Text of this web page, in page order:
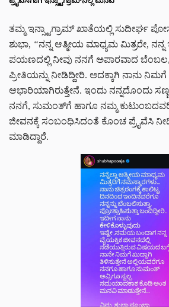
ತಮ್ಮ ಇನ್ಸ್ಟಾಗ್ರಾಮ್ ಖಾತೆಯಲ್ಲಿ ಸುದೀರ್ಘ
ಶುಭಾ, “ನನ್ನ ಆತ್ಮೀಯ ಮಾಧ್ಯಮ ಮಿತ್ರರೇ,
ಪಯಣದಲ್ಲಿ ನೀವು ನನಗೆ ಅಪಾರವಾದ ಬೆಂಬಲ,
ಪ್ರೀತಿಯನ್ನು ನೀಡಿದ್ದೀರಿ. ಅದಕ್ಕಾಗಿ ನಾನು
ಆಭಾರಿಯಾಗಿರುತ್ತೇನೆ. ಇಂದು ನನ್ನದೊಂದು
ನನಗೆ, ಸುಮಂತ್‌ಗೆ ಹಾಗೂ ನಮ್ಮ
ಜೀವನಕ್ಕೆ ಸಂಬಂಧಿಸಿದಂತೆ ಕೊಂಚ ಪ್ರೈವೆಸಿ
ಮಾಡಿದ್ದಾರೆ.